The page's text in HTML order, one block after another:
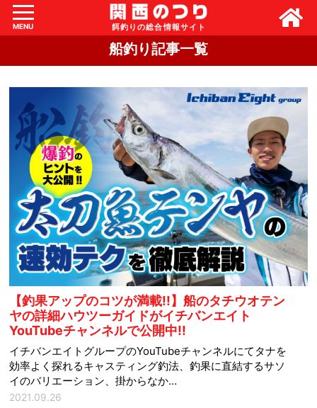
MENU
船釣り記事一覧
【釣果アップのコツが満載!!】船のタチウオテン
ヤの詳細ハウツーガイドがイチバンエイト
YouTubeチャンネルで公開中!!
イチバンエイトグループのYouTubeチャンネルにてタナを
効率よく探れるキャスティング釣法、釣果に直結するサソ
イのバリエーション、掛からなか…
2021.09.26